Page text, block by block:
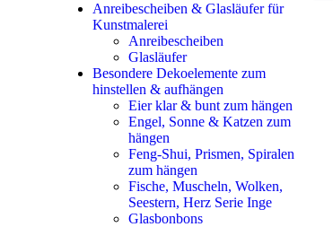
Anreibescheiben & Glasläufer für
Kunstmalerei
Anreibescheiben
Glasläufer
Besondere Dekoelemente zum
hinstellen & aufhängen
Eier klar & bunt zum hängen
Engel, Sonne & Katzen zum
hängen
Feng-Shui, Prismen, Spiralen
zum hängen
Fische, Muscheln, Wolken,
Seestern, Herz Serie Inge
Glasbonbons